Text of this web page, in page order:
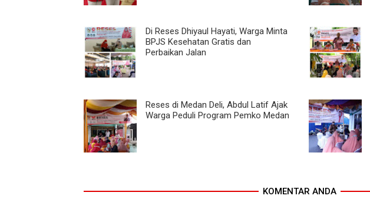
Di Reses Dhiyaul Hayati, Warga Minta
BPJS Kesehatan Gratis dan
Perbaikan Jalan
Reses di Medan Deli, Abdul Latif Ajak
Warga Peduli Program Pemko Medan
KOMENTAR ANDA